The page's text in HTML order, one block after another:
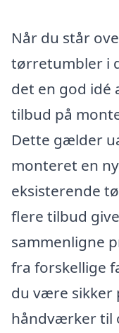
Når du står
tørretumbler i
det en god idé
tilbud på
Dette gælder
monteret en
eksisterende
flere tilbud
sammenligne
fra forskellige
du være sikker
håndværker til